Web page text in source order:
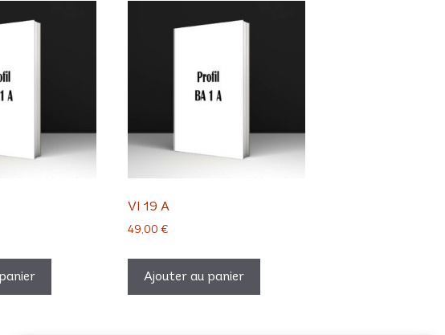
VI 19 A
49,00 €
Ajouter au panier